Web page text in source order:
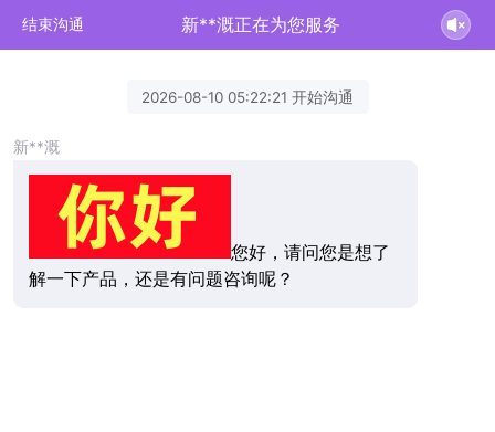
结束沟通 新**溉正在为您服务
2026-08-10 05:22:21 开始沟通
新**溉
您好，请问您是想了
解一下产品，还是有问题咨询呢？